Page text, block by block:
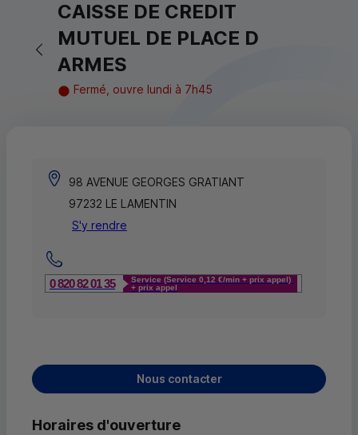
Retour vers la page précédente
CAISSE DE CREDIT
MUTUEL DE PLACE D
ARMES
Fermé, ouvre lundi à 7h45
98 AVENUE GEORGES GRATIANT
97232 LE LAMENTIN
S'y rendre
0 820 82 01 35
Service (Service 0,12 €/min + prix appel)
+ prix appel
Nous contacter
Horaires d'ouverture